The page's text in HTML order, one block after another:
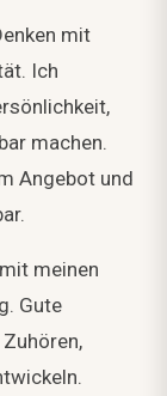
mit
Ich
machen.
Angebot und
meinen
Gute